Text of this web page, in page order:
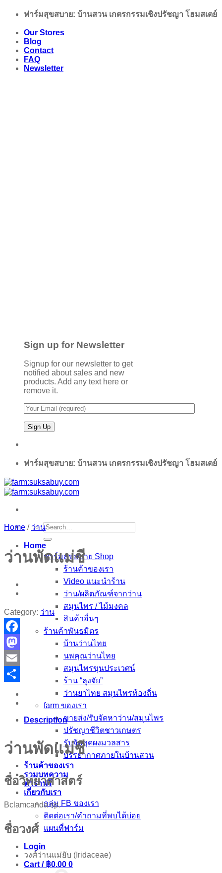
Skip
content
ฟาร์มสุขสบาย: บ้านสวน เกตรกรรมเชิงปรัชญา โฮมสเตย์
Our Stores
Blog
Contact
FAQ
Newsletter
Sign up for Newsletter
Signup for our newsletter to get
notified about sales and new
products. Add any text here or
remove it.
ฟาร์มสุขสบาย: บ้านสวน เกตรกรรมเชิงปรัชญา โฮมสเตย์
Search
for:
Home
ฟาร์มสุขสบาย Shop
ร้านค้าของเรา
Video แนะนำร้าน
ว่าน/ผลิตภัณฑ์จากว่าน
สมุนไพร / ไม้มงคล
สินค้าอื่นๆ
ร้านค้าพันธมิตร
บ้านว่านไทย
นพคุณว่านไทย
สมุนไพรขุนประเวศน์
ร้าน “ลุงจัย”
ว่านยาไทย สมุนไพรท้องถิ่น
farm ของเรา
ขายส่ง/รับจัดหาว่าน/สมุนไพร
ปรัชญาชีวิตชาวเกษตร
รับจัดชุดผงมวลสาร
บรรยากาศภายในบ้านสวน
ร้านค้าของเรา
รวมบทความ
ตำราฟรี
เกี่ยวกับเรา
กลุ่ม FB ของเรา
ติดต่อเรา/คำถามที่พบได้บ่อย
แผนที่ฟาร์ม
Login
Cart / ฿0.00 0
Home / ว่าน
ว่านพัดแม่ชี
Category: ว่าน
Facebook
Mastodon
Email
Description
ว่านพัดแม่ชี
ชื่อวิทยาศาสตร์
Bclamcanda sp.
ชื่อวงศ์
วงศ์ว่านแม่ยับ (Iridaceae)